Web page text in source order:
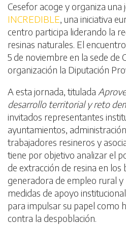
Cesefor acoge y organiza una
INCREDIBLE, una iniciativa
centro participa liderando la
resinas naturales. El
5 de noviembre en la sede de
organización la Diputación
A esta jornada, titulada
desarrollo territorial y reto
invitados representantes
ayuntamientos,
trabajadores resineros y
tiene por objetivo analizar el
de extracción de resina en
generadora de empleo rural
medidas de apoyo
para impulsar su papel como
contra la despoblación.